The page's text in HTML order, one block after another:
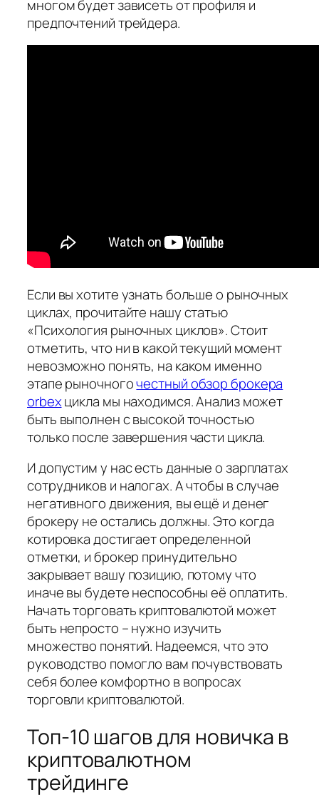
многом будет зависеть от профиля и
предпочтений трейдера.
Если вы хотите узнать больше о рыночных
циклах, прочитайте нашу статью
«Психология рыночных циклов». Стоит
отметить, что ни в какой текущий момент
невозможно понять, на каком именно
этапе рыночногочестный обзор брокера
orbexцикла мы находимся. Анализ может
быть выполнен с высокой точностью
только после завершения части цикла.
И допустим у нас есть данные о зарплатах
сотрудников и налогах. А чтобы в случае
негативного движения, вы ещё и денег
брокеру не остались должны. Это когда
котировка достигает определенной
отметки, и брокер принудительно
закрывает вашу позицию, потому что
иначе вы будете неспособны её оплатить.
Начать торговать криптовалютой может
быть непросто – нужно изучить
множество понятий. Надеемся, что это
руководство помогло вам почувствовать
себя более комфортно в вопросах
торговли криптовалютой.
Топ-10 шагов для новичка в
криптовалютном
трейдинге